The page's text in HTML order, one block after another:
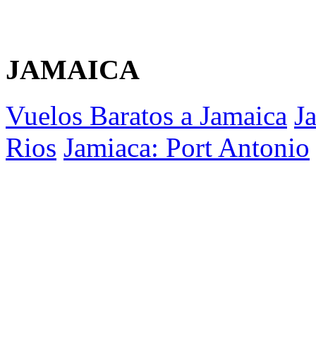
JAMAICA
Vuelos Baratos a Jamaica
Rios Jamiaca: Port Antonio